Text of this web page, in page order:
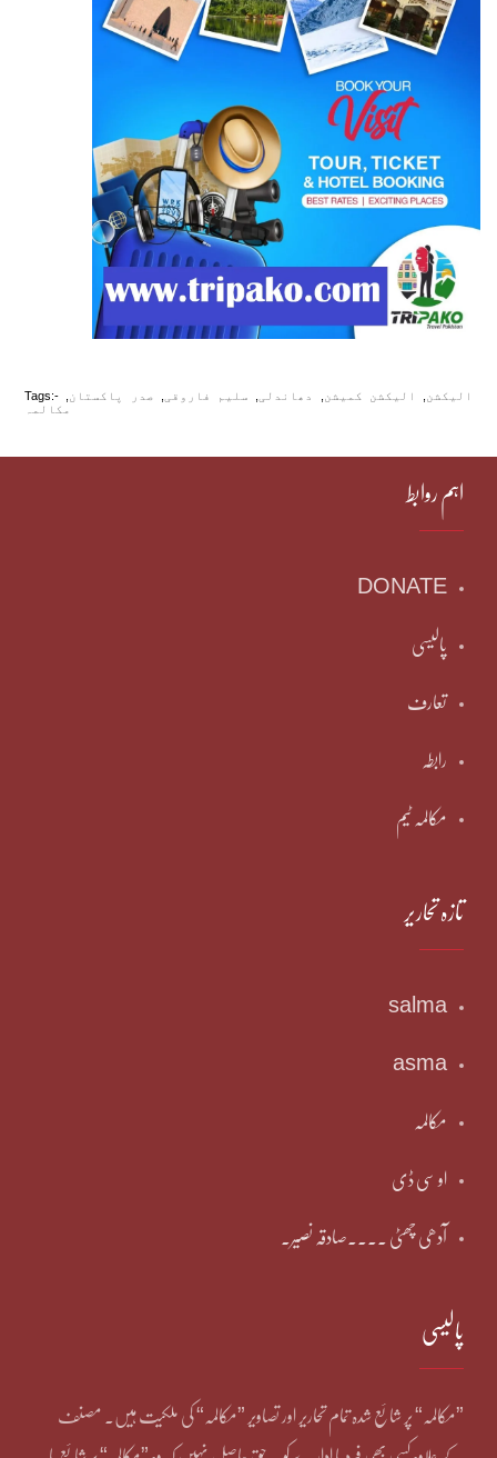
Tags:- الیکشن الیکشن کمیشن دھاندلی سلیم فاروقی صدر پاکستان
مکالمہ
اہم روابط
DONATE
پالیسی
تعارف
رابطہ
مکالمہ ٹیم
تازہ تحاریر
salma
asma
مکالمہ
او سی ڈی
آدھی چھٹی ۔۔۔۔صادقہ نصیر۔
پالیسی
”مکالمہ“ پر شائع شدہ تمام تحاریر اور تصاویر ”مکالمہ“ کی ملکیت ہیں۔ مصنف